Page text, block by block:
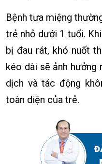
Bệnh tưa miệng
trẻ nhỏ dưới 1 tuổi.
bị đau rát, khó nuốt
kéo dài sẽ ảnh hưởng
dịch và tác động
toàn diện của trẻ.